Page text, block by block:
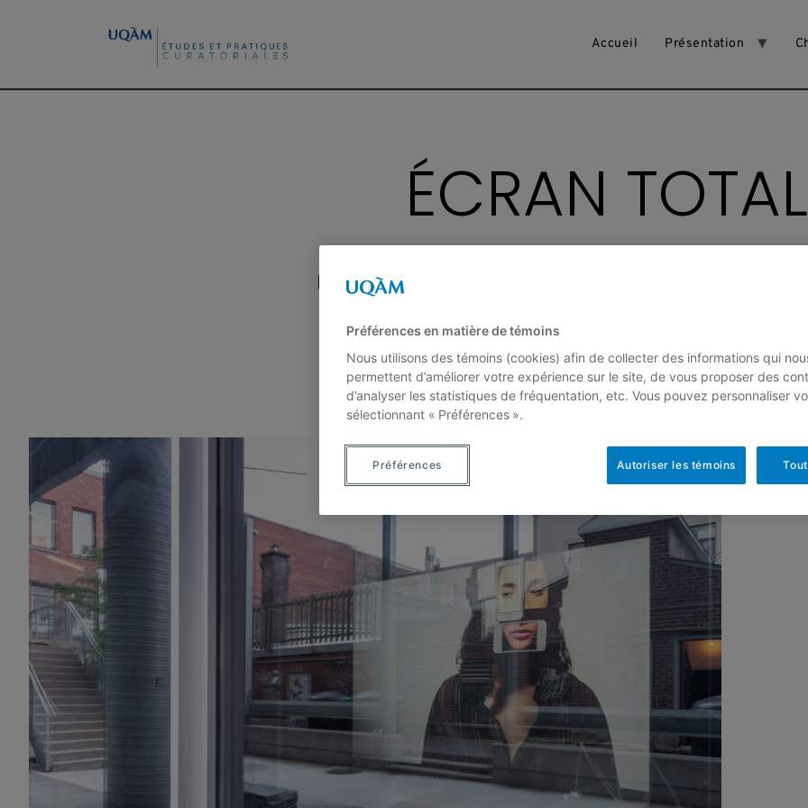
Accueil Présentation
ÉCRAN TOTAL
Exposition multimédia, symposium international
Préférences en matière de témoins
Nous utilisons des témoins (cookies) afin de collecter des informations qui
permettent d’améliorer votre expérience sur le site, de vous proposer des
d’analyser les statistiques de fréquentation, etc. Vous pouvez personnaliser
sélectionnant « Préférences ».
Autoriser les témoins
Préférences